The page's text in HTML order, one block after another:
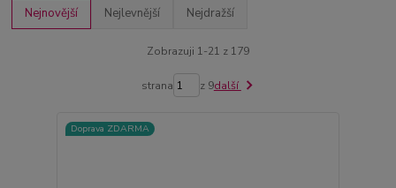
Nejnovější Nejlevnější Nejdražší
Zobrazuji 1-21 z 179
strana z 9další
Doprava ZDARMA